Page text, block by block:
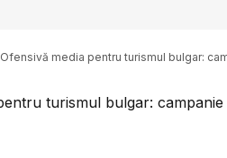
Ofensivă media pentru turismul bulgar: